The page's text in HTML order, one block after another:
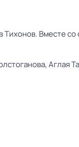
Вместе
Аглая